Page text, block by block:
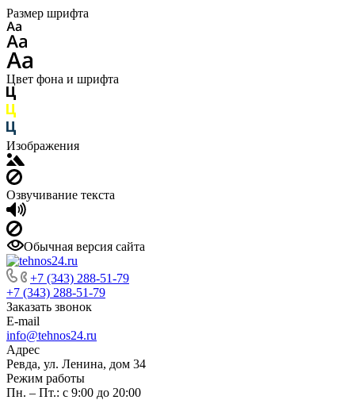
Размер шрифта
Цвет фона и шрифта
Изображения
Озвучивание текста
Обычная версия сайта
+7 (343) 288-51-79
+7 (343) 288-51-79
Заказать звонок
E-mail
info@tehnos24.ru
Адрес
Ревда, ул. Ленина, дом 34
Режим работы
Пн. – Пт.: с 9:00 до 20:00